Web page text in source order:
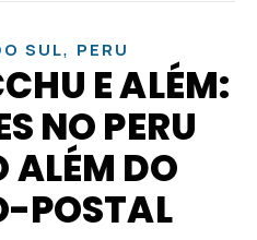
SUL, PERU
E ALÉM:
NO PERU
ALÉM DO
POSTAL